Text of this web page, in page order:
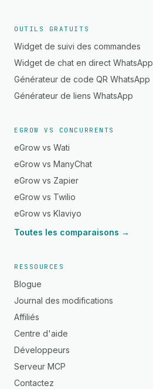
OUTILS GRATUITS
Widget de suivi des commandes
Widget de chat en direct WhatsApp
Générateur de code QR WhatsApp
Générateur de liens WhatsApp
EGROW VS CONCURRENTS
eGrow vs Wati
eGrow vs ManyChat
eGrow vs Zapier
eGrow vs Twilio
eGrow vs Klaviyo
Toutes les comparaisons →
RESSOURCES
Blogue
Journal des modifications
Affiliés
Centre d'aide
Développeurs
Serveur MCP
Contactez